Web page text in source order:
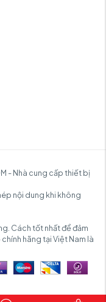
- Nhà cung cấp thiết bị
nội dung khi không
Cách tốt nhất để đảm
hãng tại Việt Nam là